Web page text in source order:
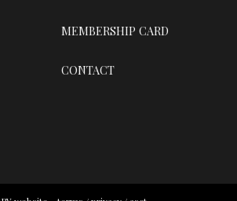
MEMBERSHIP CARD
CONTACT